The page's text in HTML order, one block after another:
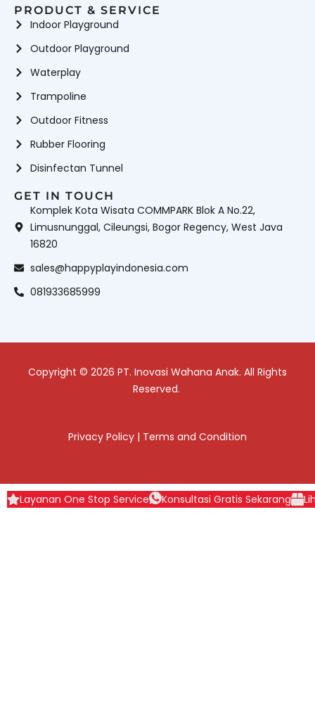
PRODUCT & SERVICE
Indoor Playground
Outdoor Playground
Waterplay
Trampoline
Outdoor Fitness
Rubber Flooring
Disinfectan Tunnel
GET IN TOUCH
Komplek Kota Wisata COMMPARK Blok A No.22,
Limusnunggal, Cileungsi, Bogor Regency, West Java
16820
sales@happyplayindonesia.com
081933685999
Copyright © 2026 PT. Inovasi Wahana Anak. All Rights
Reserved.
Privacy Policy | Terms and Condition
Layanan One Stop Service Konsultasi Gratis Sekarang